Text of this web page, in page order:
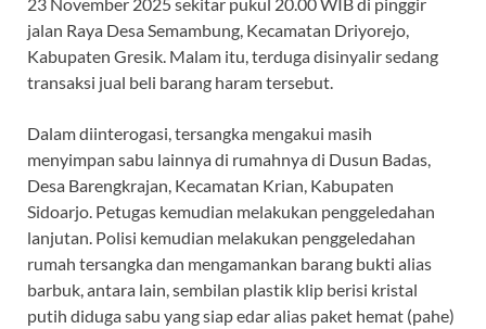
23 November 2025 sekitar pukul 20.00 WIB di pinggir
jalan Raya Desa Semambung, Kecamatan Driyorejo,
Kabupaten Gresik. Malam itu, terduga disinyalir sedang
transaksi jual beli barang haram tersebut.
Dalam diinterogasi, tersangka mengakui masih
menyimpan sabu lainnya di rumahnya di Dusun Badas,
Desa Barengkrajan, Kecamatan Krian, Kabupaten
Sidoarjo. Petugas kemudian melakukan penggeledahan
lanjutan. Polisi kemudian melakukan penggeledahan
rumah tersangka dan mengamankan barang bukti alias
barbuk, antara lain, sembilan plastik klip berisi kristal
putih diduga sabu yang siap edar alias paket hemat (pahe)